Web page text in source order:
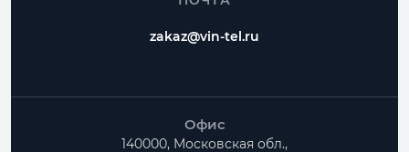
zakaz@vin-tel.ru
Офис
140000, Московская обл.,